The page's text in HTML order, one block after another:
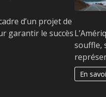
d’un projet de
garantir le succès
souffle,
En